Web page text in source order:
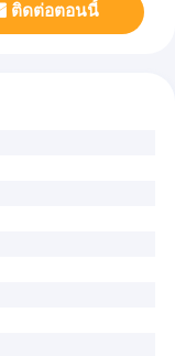
ติดต่อตอนนี้